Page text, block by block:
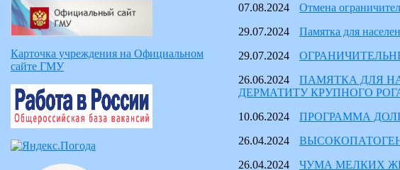
Карточка учреждения на Официальном
сайте ГМУ
07.08.2024
Отмена
29.07.2024
Памятка для
29.07.2024
26.06.2024
ПАМЯТКА ДЛЯ
ДЕРМАТИТУ КРУПНОГО
10.06.2024
ПРОГРАММА
26.04.2024
26.04.2024
ЧУМА МЕЛКИХ